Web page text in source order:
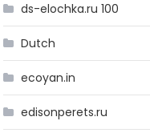
ds-elochka.ru 100
Dutch
ecoyan.in
edisonperets.ru